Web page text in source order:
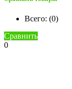
Всего: (0)
Сравнить
0